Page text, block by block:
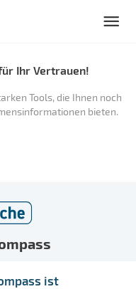
Ihr Vertrauen!
Tools, die Ihnen noch
bieten.
ist